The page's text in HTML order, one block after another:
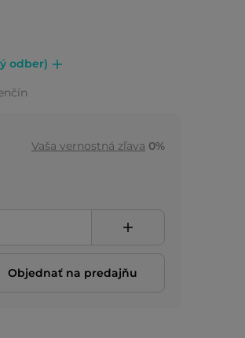
odber)
Vaša vernostná zľava 0%
Objednať na predajňu